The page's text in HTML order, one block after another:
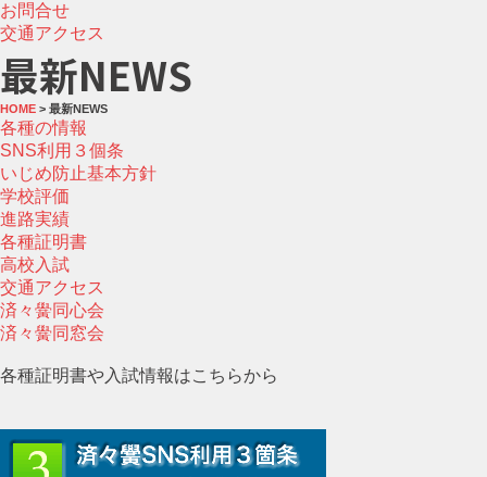
お問合せ
交通アクセス
最新NEWS
HOME > 最新NEWS
各種の情報
SNS利用３個条
いじめ防止基本方針
学校評価
進路実績
各種証明書
高校入試
交通アクセス
済々黌同心会
済々黌同窓会
各種証明書や入試情報はこちらから